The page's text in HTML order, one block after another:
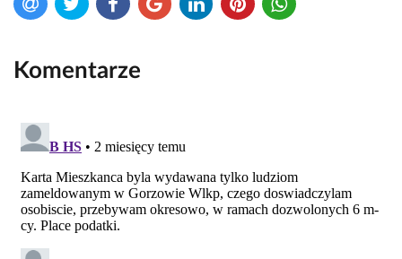
Komentarze